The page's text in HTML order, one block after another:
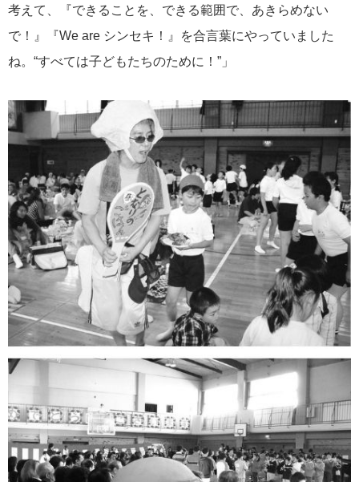
考えて、『できることを、できる範囲で、あきらめない
で！』『We are シンセキ！』を合言葉にやっていました
ね。“すべては子どもたちのために！”」